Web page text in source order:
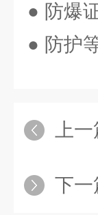
● 防爆
● 防护
上
下一